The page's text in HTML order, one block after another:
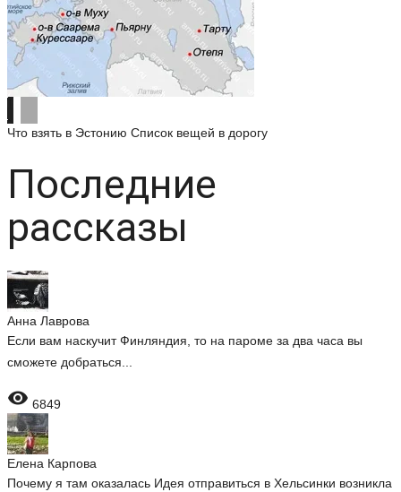
Что взять в Эстонию Список вещей в дорогу
Последние
рассказы
Анна Лаврова
Если вам наскучит Финляндия, то на пароме за два часа вы
сможете добраться...
 6849
Елена Карпова
Почему я там оказалась Идея отправиться в Хельсинки возникла